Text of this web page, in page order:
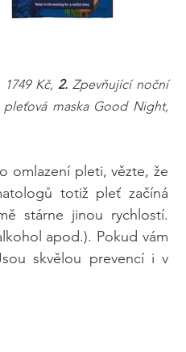
1749 Kč, 2. Zpevňující noční
omlazení pleti, vězte, že
totiž pleť začíná
stárne jinou rychlostí.
apod.). Pokud vám
skvělou prevencí i v